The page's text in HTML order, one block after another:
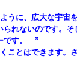
に、広大な宇宙
れないのです。
です。 ”
ことはできます。